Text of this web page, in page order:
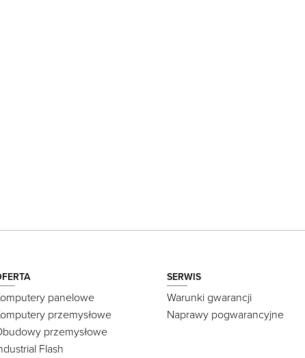
panelowe
przemysłowe
przemysłowe
Flash
SERWIS
Warunki gwarancji
Naprawy pogwarancyjne